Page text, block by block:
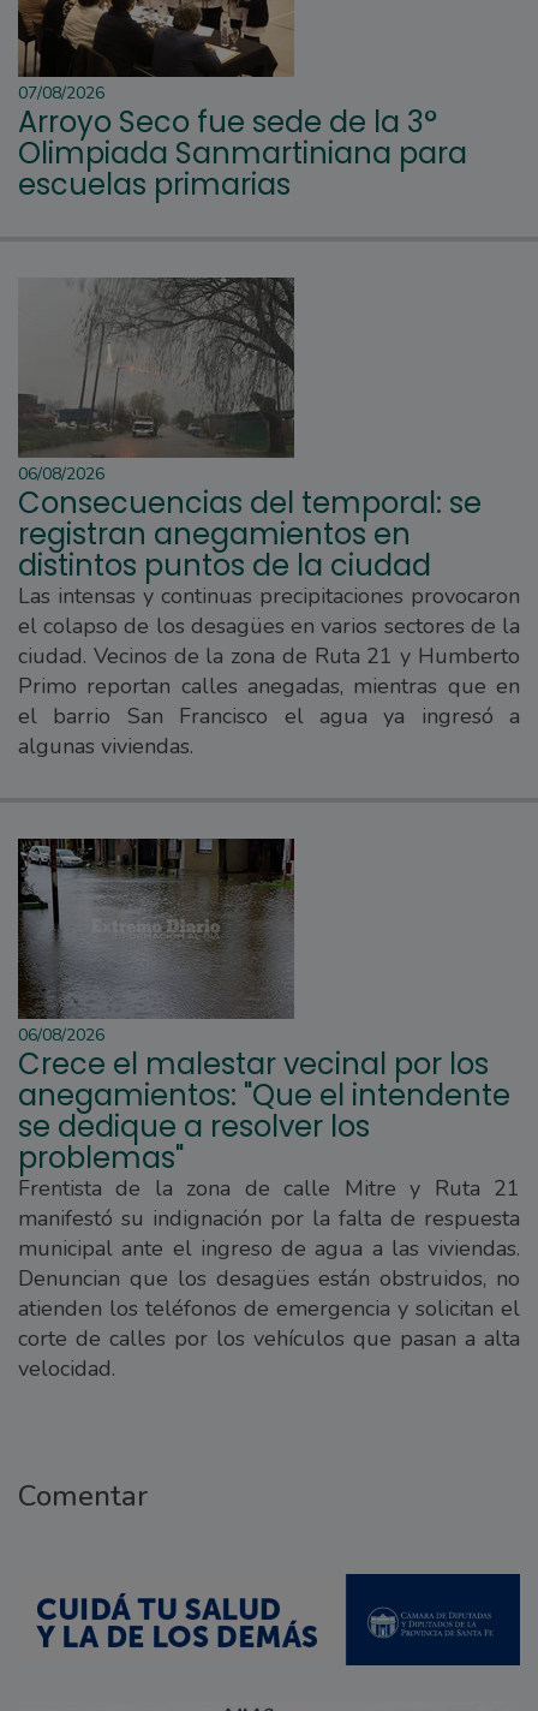
07/08/2026
Arroyo Seco fue sede de la 3°
Olimpiada Sanmartiniana para
escuelas primarias
06/08/2026
Consecuencias del temporal: se
registran anegamientos en
distintos puntos de la ciudad
Las intensas y continuas precipitaciones provocaron
el colapso de los desagües en varios sectores de la
ciudad. Vecinos de la zona de Ruta 21 y Humberto
Primo reportan calles anegadas, mientras que en
el barrio San Francisco el agua ya ingresó a
algunas viviendas.
06/08/2026
Crece el malestar vecinal por los
anegamientos: "Que el intendente
se dedique a resolver los
problemas"
Frentista de la zona de calle Mitre y Ruta 21
manifestó su indignación por la falta de respuesta
municipal ante el ingreso de agua a las viviendas.
Denuncian que los desagües están obstruidos, no
atienden los teléfonos de emergencia y solicitan el
corte de calles por los vehículos que pasan a alta
velocidad.
Comentar